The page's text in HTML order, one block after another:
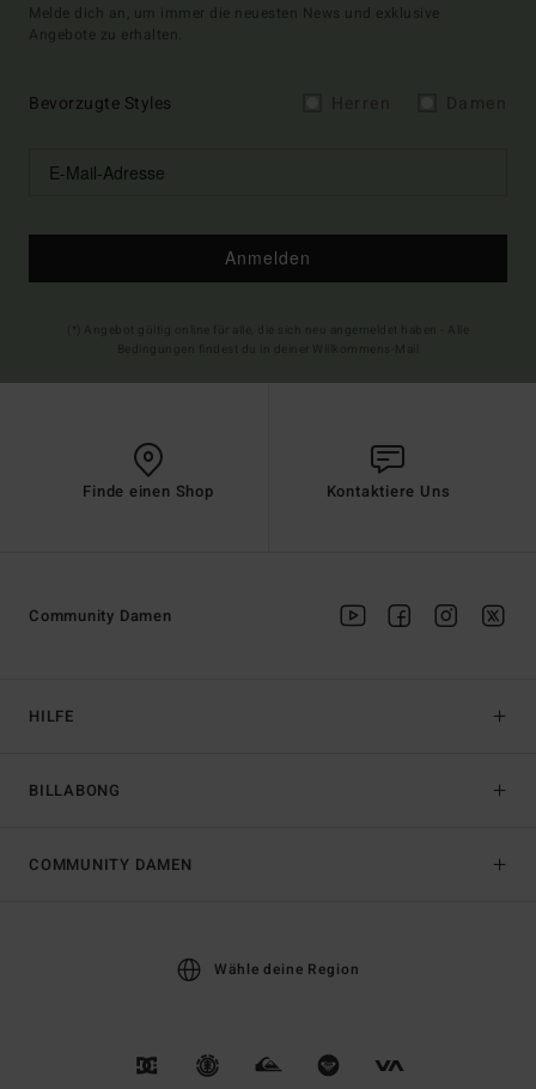
Melde dich an, um immer die neuesten News und exklusive
Angebote zu erhalten.
Bevorzugte Styles
Anmelden
Finde einen Shop Kontaktiere Uns
HILFE
BILLABONG
Community Damen
COMMUNITY DAMEN
Wähle deine Region